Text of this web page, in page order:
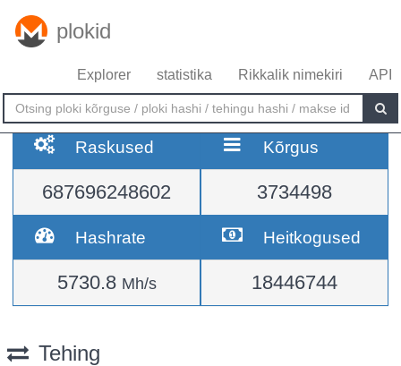
plokid
Explorer statistika Rikkalik nimekiri API
Raskused
687696248602
Kõrgus
3734498
Hashrate
5730.8 Mh/s
Heitkogused
18446744
Tehing